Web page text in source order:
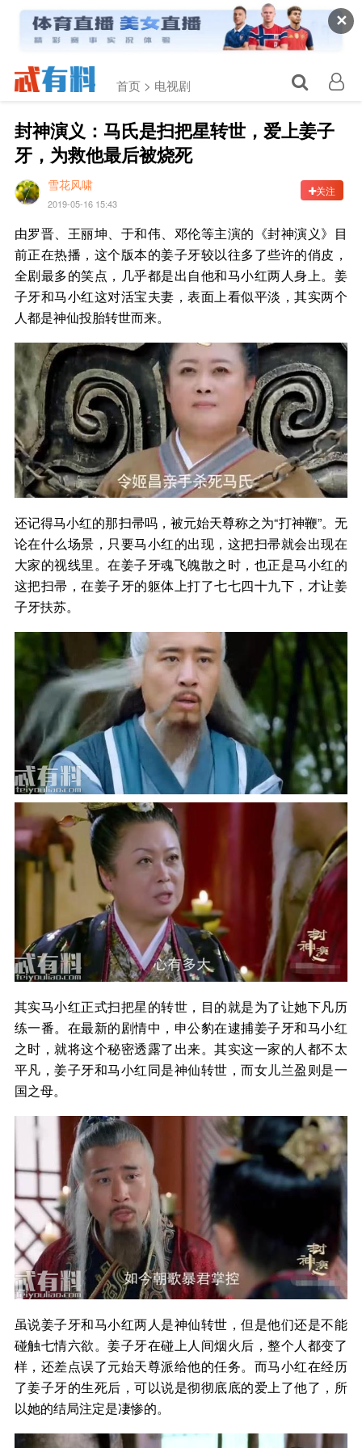
✕
首页 > 电视剧
封神演义：马氏是扫把星转世，爱上姜子
牙，为救他最后被烧死
雪花风啸
2019-05-16 15:43
关注
由罗晋、王丽坤、于和伟、邓伦等主演的《封神演义》目
前正在热播，这个版本的姜子牙较以往多了些许的俏皮，
全剧最多的笑点，几乎都是出自他和马小红两人身上。姜
子牙和马小红这对活宝夫妻，表面上看似平淡，其实两个
人都是神仙投胎转世而来。
还记得马小红的那扫帚吗，被元始天尊称之为“打神鞭”。无
论在什么场景，只要马小红的出现，这把扫帚就会出现在
大家的视线里。在姜子牙魂飞魄散之时，也正是马小红的
这把扫帚，在姜子牙的躯体上打了七七四十九下，才让姜
子牙扶苏。
其实马小红正式扫把星的转世，目的就是为了让她下凡历
练一番。在最新的剧情中，申公豹在逮捕姜子牙和马小红
之时，就将这个秘密透露了出来。其实这一家的人都不太
平凡，姜子牙和马小红同是神仙转世，而女儿兰盈则是一
国之母。
虽说姜子牙和马小红两人是神仙转世，但是他们还是不能
碰触七情六欲。姜子牙在碰上人间烟火后，整个人都变了
样，还差点误了元始天尊派给他的任务。而马小红在经历
了姜子牙的生死后，可以说是彻彻底底的爱上了他了，所
以她的结局注定是凄惨的。